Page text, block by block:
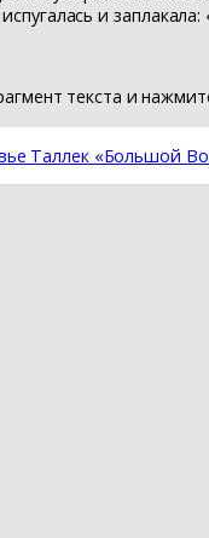
и
текста и
Таллек «Большой